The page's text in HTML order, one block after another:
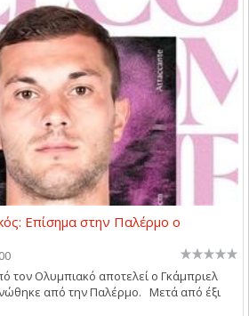
Επίσημα στην Παλέρμο ο
τον Ολυμπιακό αποτελεί ο Γκάμπριελ
από την Παλέρμο. Μετά από έξι